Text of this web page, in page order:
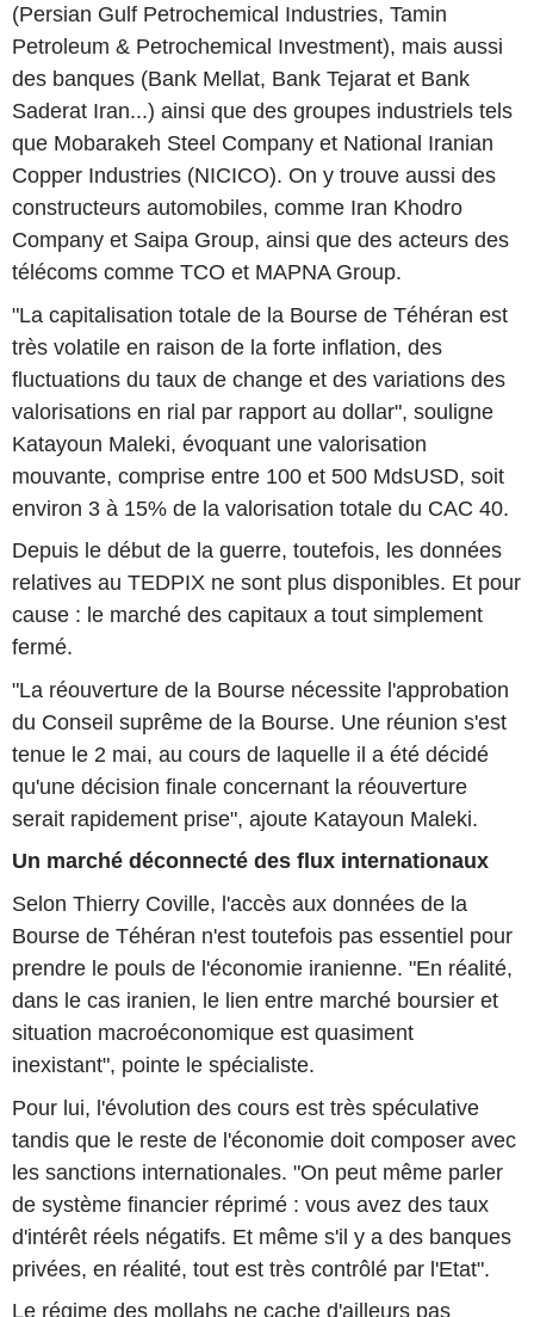
(Persian Gulf Petrochemical Industries, Tamin
Petroleum & Petrochemical Investment), mais aussi
des banques (Bank Mellat, Bank Tejarat et Bank
Saderat Iran...) ainsi que des groupes industriels tels
que Mobarakeh Steel Company et National Iranian
Copper Industries (NICICO). On y trouve aussi des
constructeurs automobiles, comme Iran Khodro
Company et Saipa Group, ainsi que des acteurs des
télécoms comme TCO et MAPNA Group.
"La capitalisation totale de la Bourse de Téhéran est
très volatile en raison de la forte inflation, des
fluctuations du taux de change et des variations des
valorisations en rial par rapport au dollar", souligne
Katayoun Maleki, évoquant une valorisation
mouvante, comprise entre 100 et 500 MdsUSD, soit
environ 3 à 15% de la valorisation totale du CAC 40.
Depuis le début de la guerre, toutefois, les données
relatives au TEDPIX ne sont plus disponibles. Et pour
cause : le marché des capitaux a tout simplement
fermé.
"La réouverture de la Bourse nécessite l'approbation
du Conseil suprême de la Bourse. Une réunion s'est
tenue le 2 mai, au cours de laquelle il a été décidé
qu'une décision finale concernant la réouverture
serait rapidement prise", ajoute Katayoun Maleki.
Un marché déconnecté des flux internationaux
Selon Thierry Coville, l'accès aux données de la
Bourse de Téhéran n'est toutefois pas essentiel pour
prendre le pouls de l'économie iranienne. "En réalité,
dans le cas iranien, le lien entre marché boursier et
situation macroéconomique est quasiment
inexistant", pointe le spécialiste.
Pour lui, l'évolution des cours est très spéculative
tandis que le reste de l'économie doit composer avec
les sanctions internationales. "On peut même parler
de système financier réprimé : vous avez des taux
d'intérêt réels négatifs. Et même s'il y a des banques
privées, en réalité, tout est très contrôlé par l'Etat".
Le régime des mollahs ne cache d'ailleurs pas